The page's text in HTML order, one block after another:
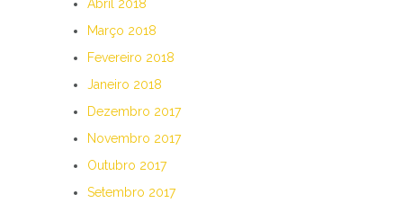
Abril 2018
Março 2018
Fevereiro 2018
Janeiro 2018
Dezembro 2017
Novembro 2017
Outubro 2017
Setembro 2017